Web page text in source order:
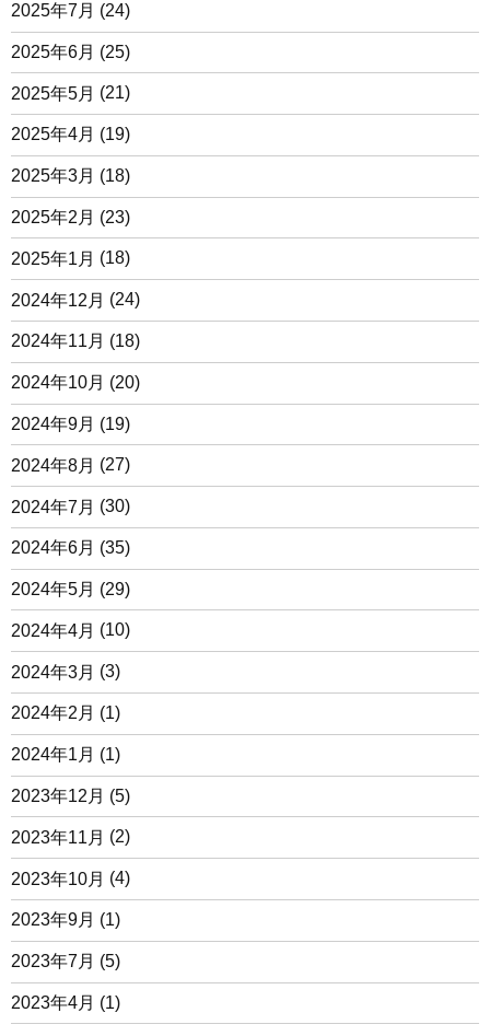
2025年7月 (24)
2025年6月 (25)
2025年5月 (21)
2025年4月 (19)
2025年3月 (18)
2025年2月 (23)
2025年1月 (18)
2024年12月 (24)
2024年11月 (18)
2024年10月 (20)
2024年9月 (19)
2024年8月 (27)
2024年7月 (30)
2024年6月 (35)
2024年5月 (29)
2024年4月 (10)
2024年3月 (3)
2024年2月 (1)
2024年1月 (1)
2023年12月 (5)
2023年11月 (2)
2023年10月 (4)
2023年9月 (1)
2023年7月 (5)
2023年4月 (1)